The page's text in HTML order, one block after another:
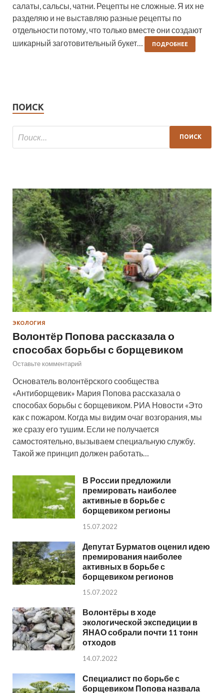
салаты, сальсы, чатни. Рецепты не сложные. Я их не
разделяю и не выставляю разные рецепты по
отдельности потому, что только вместе они создают
шикарный заготовительный букет…
ПОДРОБНЕЕ
ПОИСК
ЭКОЛОГИЯ
Волонтёр Попова рассказала о
способах борьбы с борщевиком
Оставьте комментарий
Основатель волонтёрского сообщества
«Антиборщевик» Мария Попова рассказала о
способах борьбы с борщевиком. РИА Новости «Это
как с пожаром. Когда мы видим очаг возгорания, мы
же сразу его тушим. Если не получается
самостоятельно, вызываем специальную службу.
Такой же принцип должен работать…
В России предложили
премировать наиболее
активные в борьбе с
борщевиком регионы
15.07.2022
Депутат Бурматов оценил идею
премирования наиболее
активных в борьбе с
борщевиком регионов
15.07.2022
Волонтёры в ходе
экологической экспедиции в
ЯНАО собрали почти 11 тонн
отходов
14.07.2022
Специалист по борьбе с
борщевиком Попова назвала